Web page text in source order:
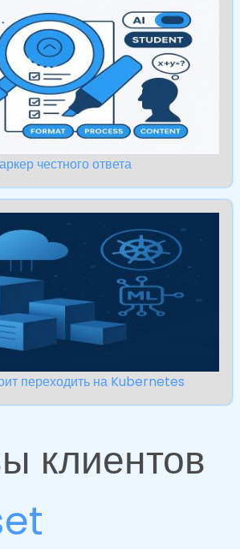
честного ответа
переходить на Kubernetes
клиентов